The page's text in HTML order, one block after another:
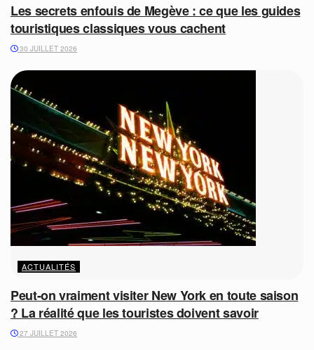
Les secrets enfouis de Megève : ce que les guides
touristiques classiques vous cachent
30 JUILLET 2026
ACTUALITÉS
Peut-on vraiment visiter New York en toute saison
? La réalité que les touristes doivent savoir
27 JUILLET 2026